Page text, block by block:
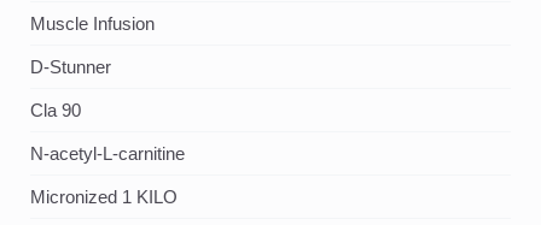
Muscle Infusion
D-Stunner
Cla 90
N-acetyl-L-carnitine
Micronized 1 KILO